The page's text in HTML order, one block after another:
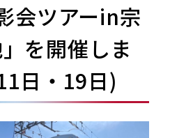
会ツアーin宗
を開催しま
日・19日)